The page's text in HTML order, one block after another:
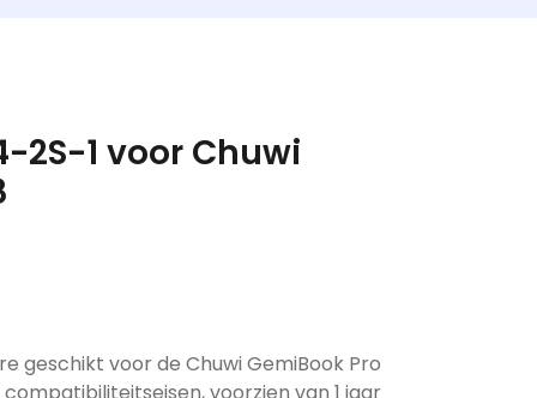
2S-1 voor Chuwi
geschikt voor de Chuwi GemiBook Pro